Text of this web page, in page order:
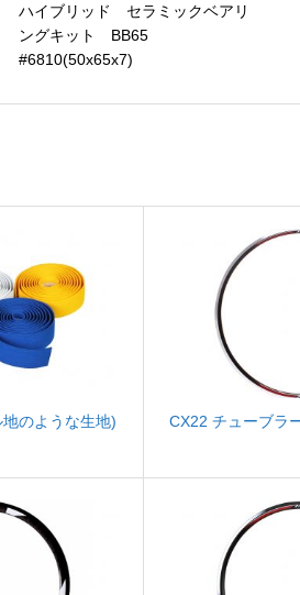
ハイブリッド セラミックベアリ
ングキット BB65
#6810(50x65x7)
のような生地) CX22 チューブラ